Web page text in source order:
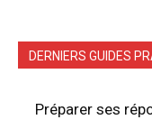
DERNIERS GUIDES
Préparer ses